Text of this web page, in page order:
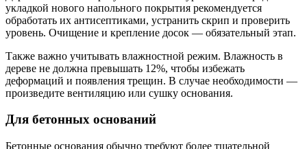
укладкой нового напольного покрытия рекомендуется
обработать их антисептиками, устранить скрип и проверить
уровень. Очищение и крепление досок — обязательный этап.
Также важно учитывать влажностной режим. Влажность в
дереве не должна превышать 12%, чтобы избежать
деформаций и появления трещин. В случае необходимости —
произведите вентиляцию или сушку основания.
Для бетонных оснований
Бетонные основания обычно требуют более тщательной